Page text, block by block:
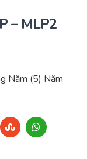
– MLP2
Năm (5) Năm